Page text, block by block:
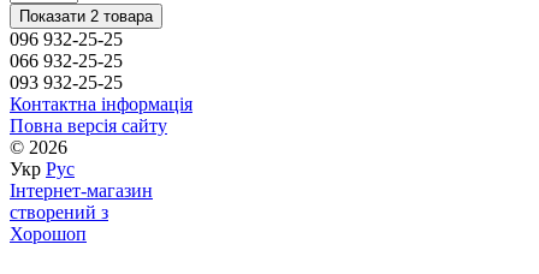
Показати 2 товара
096 932-25-25
066 932-25-25
093 932-25-25
Контактна інформація
Повна версія сайту
© 2026
Укр Рус
Інтернет-магазин
створений з
Хорошоп